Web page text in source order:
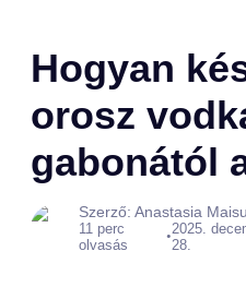
Hogyan
orosz
gabonától
Szerző: Anastasia
11 perc
olvasás
•2025.
28.